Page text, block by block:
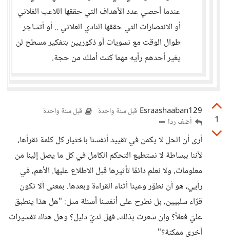
عندما أحصي عدد الأهداف التي حققها اللاعب الفلاني
أو الانتصارات التي حققها النادي العلاني .. أو أتشاجر
طوال الوقت مع نسويات أو ذكوريين بتفكير مسطح لن
يغير أحدهم رأيه مهما كنت أملك من حجة.
1
Esraashaaban129 قبل سنة واحدة قبل سنة واحدة
أضف ردا
أرى أن الحل لا يكمن في تقييد أنفسنا باختيار كل كلمة نقرأها،
لأننا ببساطة لا نستطيع التحكم الكامل في كل ما يصل إلينا من
معلومات، ولا نعلم دائمًا تأثيرها قبل الاطلاع عليها. الأهم، في
رأيي، هو أن نطوّر وعينا أثناء القراءة وبعدها. بمعنى ألا نكون
قرّاء سلبيين، بل نطرح على أنفسنا أسئلة مثل: "هل هذا ينطبق
عليّ فعلاً؟ وإن شعرت بذلك، فهل لديّ دليل؟ وهل هناك تفسيرات
أخرى ممكنة؟"